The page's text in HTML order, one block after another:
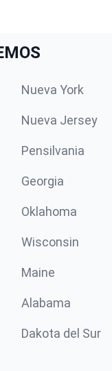
Nueva York
Nueva Jersey
Pensilvania
Georgia
Oklahoma
Wisconsin
Maine
Alabama
Dakota del Sur